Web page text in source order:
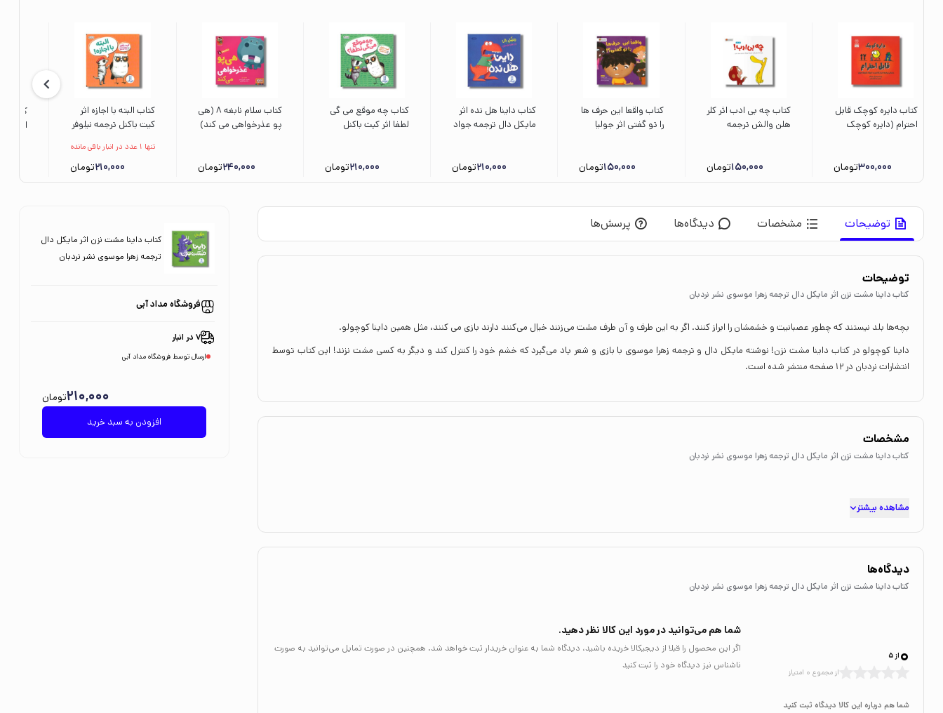
کتاب دایره کوچک قابل
احترام (دایره کوچک
نشر صابرین300,000تومان
کتاب چه بی ادب اثر کلر
هلن والش ترجمه
150,000تومان
کتاب واقعا این حرف ها
را تو گفتی اثر جولیا
زاده کرمانی نشر مهرسا
150,000تومان
کتاب داینا هل نده اثر
مایکل دال ترجمه جواد
210,000تومان
کتاب چه موقع می گی
لطفا اثر کیت باکنل
210,000تومان
کتاب سلام نابغه 8 (هی
پو عذرخواهی می کند)
240,000تومان
کتاب البته با اجازه اثر
کیت باکنل ترجمه نیلوفر
تنها 1 عدد در انبار باقی مانده
210,000تومان
کتاب
اذیت
توضیحات مشخصات دیدگاه‌ها پرسش‌ها
توضیحات
کتاب داینا مشت نزن اثر مایکل دال ترجمه زهرا موسوی نشر نردبان
بچه‌ها بلد نیستند که چطور عصبانیت و خشمشان را ابراز کنند. اگر به این طرف و آن طرف مشت می‌زنند خیال می‌کنند دارند بازی می کنند، مثل همین داینا کوچولو.
داینا کوچولو در کتاب داینا مشت نزن! نوشته مایکل دال و ترجمه زهرا موسوی با بازی و شعر یاد می‌گیرد که خشم خود را کنترل کند و دیگر به کسی مشت نزند! این کتاب توسط
انتشارات نردبان در 12 صفحه منتشر شده است.
مشخصات
کتاب داینا مشت نزن اثر مایکل دال ترجمه زهرا موسوی نشر نردبان
مشاهده بیشتر
دیدگاه‌ها
کتاب داینا مشت نزن اثر مایکل دال ترجمه زهرا موسوی نشر نردبان
0 از 5
از مجموع 0 امتیاز
شما هم درباره این کالا دیدگاه ثبت کنید
شما هم می‌توانید در مورد این کالا نظر دهید.
اگر این محصول را قبلا از دیجیکالا خریده باشید، دیدگاه شما به عنوان خریدار ثبت خواهد شد. همچنین در صورت تمایل می‌توانید به صورت
ناشناس نیز دیدگاه خود را ثبت کنید
کتاب داینا مشت نزن اثر مایکل دال
ترجمه زهرا موسوی نشر نردبان
فروشگاه مداد آبی
7 در انبار
ارسال توسط فروشگاه مداد آبی
افزودن به سبد خرید
210,000تومان